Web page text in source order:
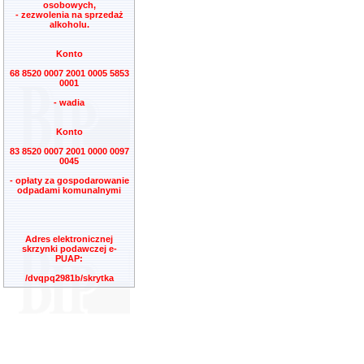
osobowych,
- zezwolenia na sprzedaż
alkoholu.
Konto
68 8520 0007 2001 0005 5853
0001
- wadia
Konto
83 8520 0007 2001 0000 0097
0045
- opłaty za gospodarowanie
odpadami komunalnymi
Adres elektronicznej
skrzynki podawczej e-
PUAP:
/dvqpq2981b/skrytka